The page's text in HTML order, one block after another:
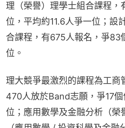
理（榮譽）理學士組合課程，
位，平均約11.6人爭一位；設
合課程，有675人報名，爭83
位。
理大競爭最激烈的課程為工商
470人放於Band志願，爭17
位；應用數學及金融分析（榮